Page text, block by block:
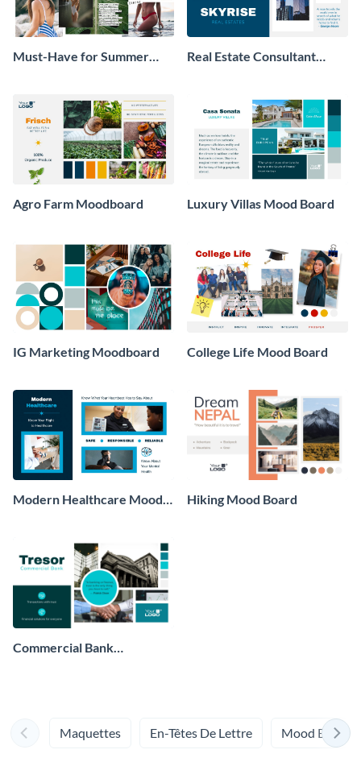
Must-Have for Summer
Real Estate Consultant
Agro Farm Moodboard Luxury Villas Mood Board
IG Marketing Moodboard College Life Mood Board
Modern Healthcare Mood
Hiking Mood Board
Commercial Bank
Maquettes En-Têtes De Lettre Mood Boards